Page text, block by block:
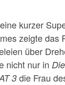
kurzer
zeigte
über
nicht nur in
3 die Frau